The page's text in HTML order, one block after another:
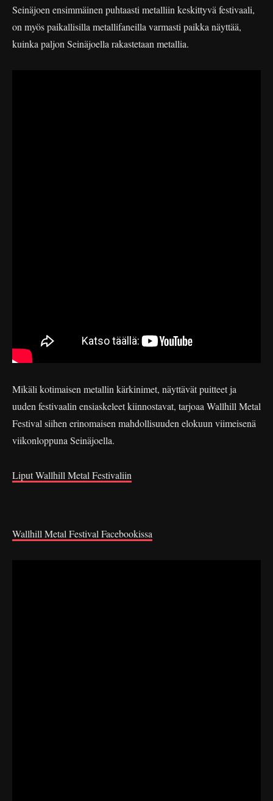
Seinäjoen ensimmäinen puhtaasti metalliin keskittyvä festivaali,
on myös paikallisilla metallifaneilla varmasti paikka näyttää,
kuinka paljon Seinäjoella rakastetaan metallia.
Mikäli kotimaisen metallin kärkinimet, näyttävät puitteet ja
uuden festivaalin ensiaskeleet kiinnostavat, tarjoaa Wallhill Metal
Festival siihen erinomaisen mahdollisuuden elokuun viimeisenä
viikonloppuna Seinäjoella.
Liput Wallhill Metal Festivaliin
Wallhill Metal Festival Facebookissa